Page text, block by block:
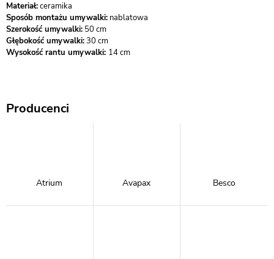
Materiał:ceramika
Sposób montażu umywalki: nablatowa
Szerokość umywalki: 50 cm
Głębokość umywalki:30 cm
Wysokość rantu umywalki: 14 cm
Producenci
Atrium Avapax Besco